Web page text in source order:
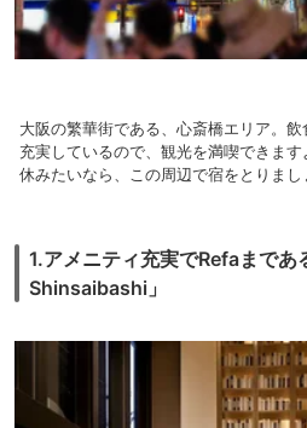
大阪の繁華街である、心斎橋エリア。
充実しているので、観光を満喫できま
休みたいなら、この周辺で宿をとりまし
1.アメニティ充実でRefaまで
Shinsaibashi」